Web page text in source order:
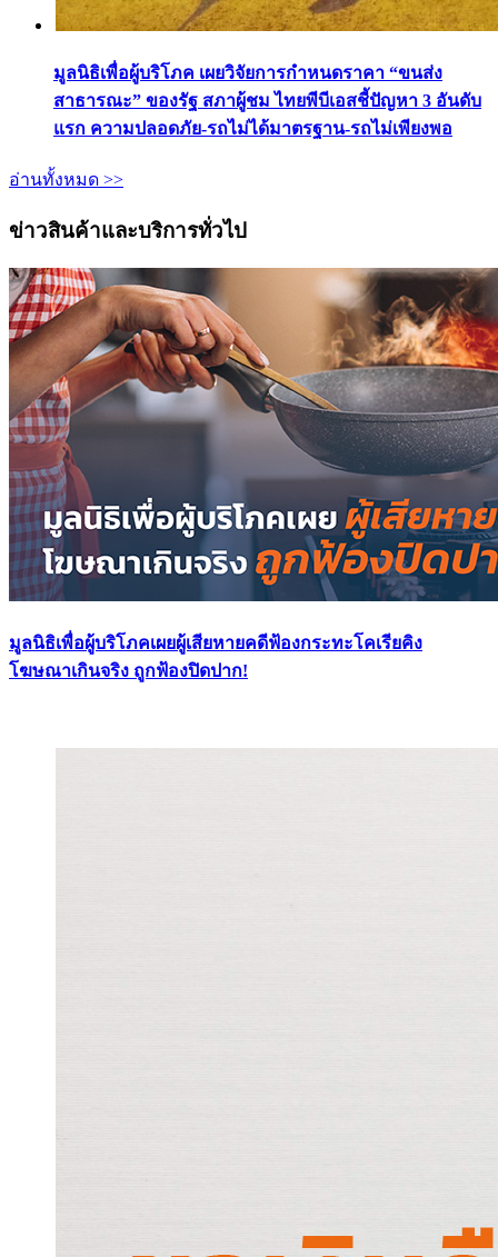
มูลนิธิเพื่อผู้บริโภค เผยวิจัยการกำหนดราคา “ขนส่ง
สาธารณะ” ของรัฐ สภาผู้ชม ไทยพีบีเอสชี้ปัญหา 3 อันดับ
แรก ความปลอดภัย-รถไม่ได้มาตรฐาน-รถไม่เพียงพอ
อ่านทั้งหมด >>
ข่าวสินค้าและบริการทั่วไป
มูลนิธิเพื่อผู้บริโภคเผยผู้เสียหายคดีฟ้องกระทะโคเรียคิง
โฆษณาเกินจริง ถูกฟ้องปิดปาก!